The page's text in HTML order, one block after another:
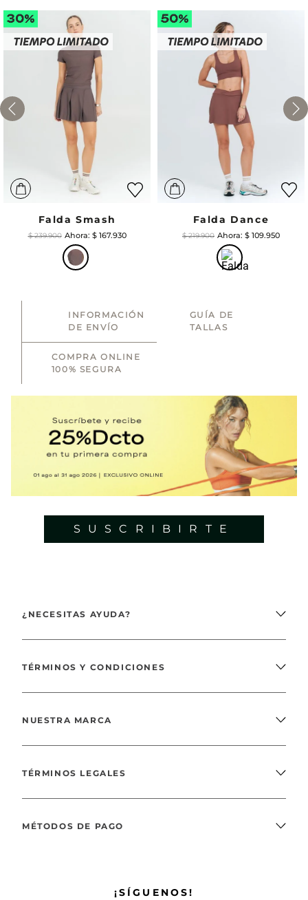
Falda Smash
$ 239.900 $ 167.930
Falda Dance
$ 219.900 $ 109.950
INFORMACIÓN
DE ENVÍO
GUÍA DE
TALLAS
COMPRA ONLINE
100% SEGURA
SUSCRIBIRTE
¿NECESITAS AYUDA?
TÉRMINOS Y CONDICIONES
NUESTRA MARCA
TÉRMINOS LEGALES
MÉTODOS DE PAGO
¡SÍGUENOS!